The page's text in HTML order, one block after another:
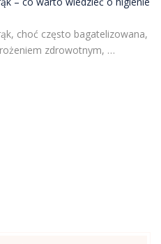
choć często bagatelizowana,
zdrowotnym, …